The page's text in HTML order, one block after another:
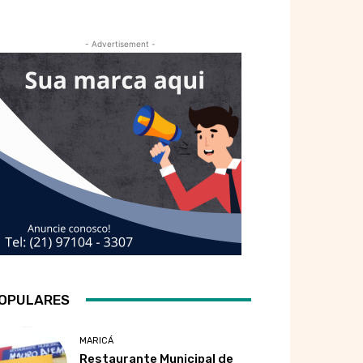
- Advertisement -
MARICÁ
Restaurante Municipal de